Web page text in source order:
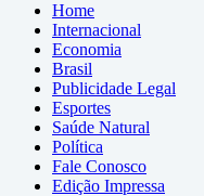
Home
Internacional
Economia
Brasil
Publicidade Legal
Esportes
Saúde Natural
Política
Fale Conosco
Edição Impressa